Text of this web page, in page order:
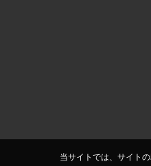
当サイトでは、サイト